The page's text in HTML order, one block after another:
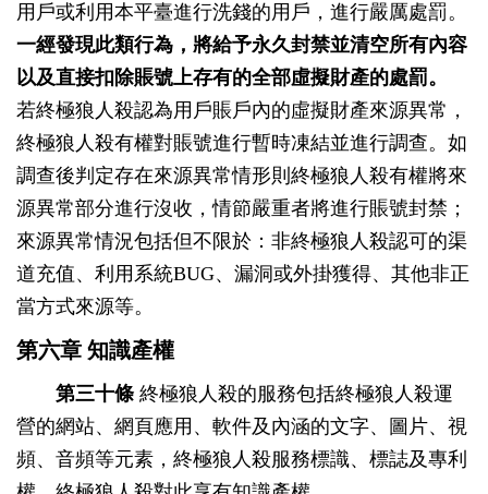
用戶或利用本平臺進行洗錢的用戶，進行嚴厲處罰。
一經發現此類行為，將給予永久封禁並清空所有內容
以及直接扣除賬號上存有的全部虛擬財產的處罰。
若終極狼人殺認為用戶賬戶內的虛擬財產來源異常，
終極狼人殺有權對賬號進行暫時凍結並進行調查。如
調查後判定存在來源異常情形則終極狼人殺有權將來
源異常部分進行沒收，情節嚴重者將進行賬號封禁；
來源異常情況包括但不限於：非終極狼人殺認可的渠
道充值、利用系統BUG、漏洞或外掛獲得、其他非正
當方式來源等。
第六章 知識產權
第三十條 終極狼人殺的服務包括終極狼人殺運
營的網站、網頁應用、軟件及內涵的文字、圖片、視
頻、音頻等元素，終極狼人殺服務標識、標誌及專利